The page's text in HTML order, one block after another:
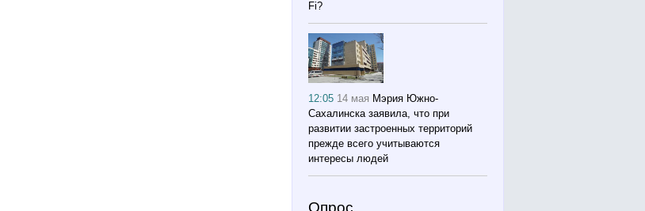
Fi?
12:05 14 мая Мэрия Южно-
Сахалинска заявила, что при
развитии застроенных территорий
прежде всего учитываются
интересы людей
Опрос